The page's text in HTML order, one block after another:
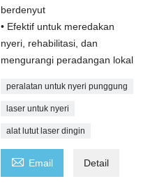
berdenyut
• Efektif untuk meredakan
nyeri, rehabilitasi, dan
mengurangi peradangan lokal
peralatan untuk nyeri punggung
laser untuk nyeri
alat lutut laser dingin
 Email Detail